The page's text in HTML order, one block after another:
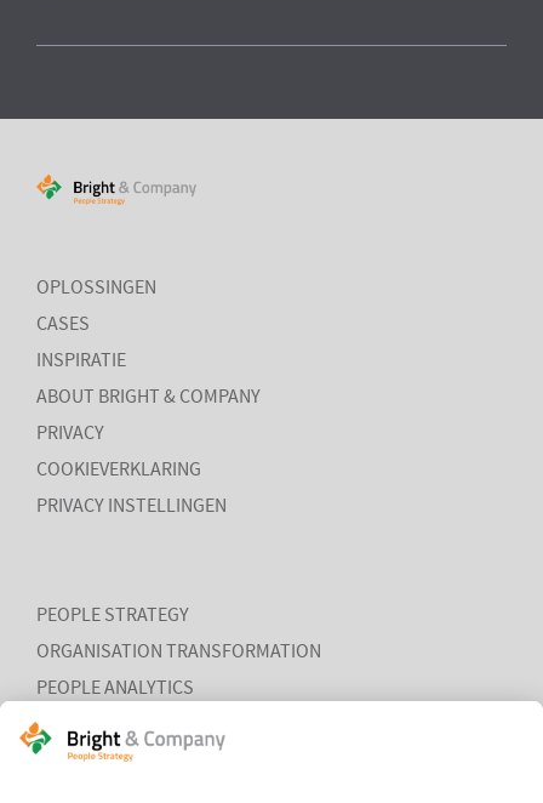
LEES MEER
OPLOSSINGEN
CASES
INSPIRATIE
ABOUT BRIGHT & COMPANY
PRIVACY
COOKIEVERKLARING
PRIVACY INSTELLINGEN
PEOPLE STRATEGY
ORGANISATION TRANSFORMATION
PEOPLE ANALYTICS
HR ORGANISATION EFFECTIVENESS